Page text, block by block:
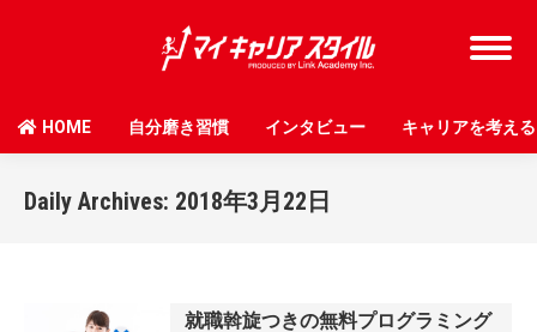
HOME 自分磨き習慣 インタビュー キャリアを考える
Daily Archives: 2018年3月22日
就職斡旋つきの無料プログラミング